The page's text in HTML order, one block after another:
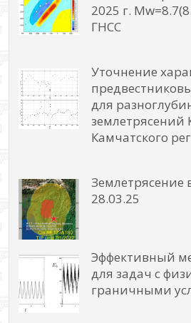
2025 г.
ГНСС
Уточнение
для
землетрясений
Камчатского
Землетрясение
28.03.25
Эффективный
для задач с
граничными